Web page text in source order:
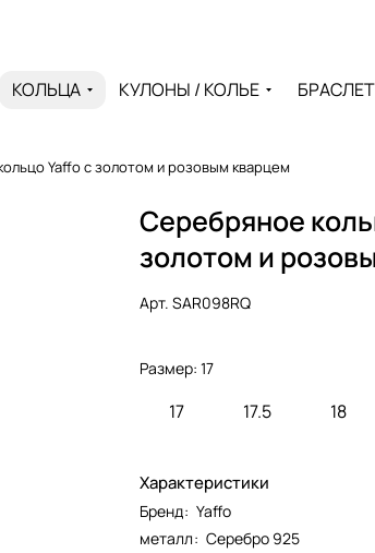
КОЛЬЦА КУЛОНЫ / КОЛЬЕ
Yaffo с золотом и розовым кварцем
Серебряное
золотом и
Арт.SAR098RQ
Размер:17
17 17.5 18
Характеристики
Бренд: Yaffo
металл: Серебро 925